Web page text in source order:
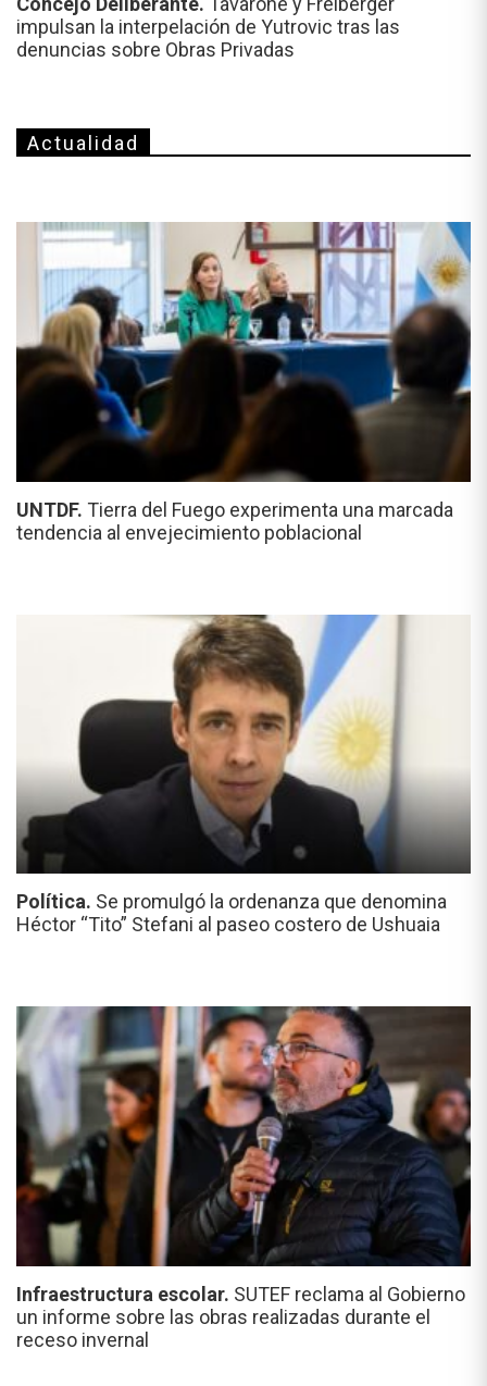
impulsan la interpelación de Yutrovic tras las
denuncias sobre Obras Privadas
Actualidad
UNTDF. Tierra del Fuego experimenta una marcada
tendencia al envejecimiento poblacional
Política. Se promulgó la ordenanza que denomina
Héctor “Tito” Stefani al paseo costero de Ushuaia
Infraestructura escolar. SUTEF reclama al Gobierno
un informe sobre las obras realizadas durante el
receso invernal